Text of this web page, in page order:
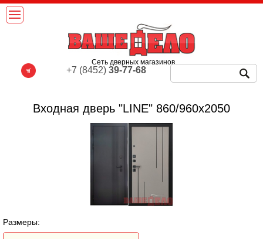
Входная дверь "LINE" 860/960х2050
Размеры:
Сеть дверных магазинов
+7 (8452)39-77-68